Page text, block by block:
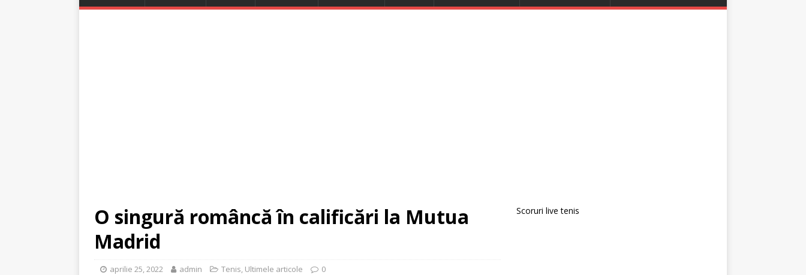
O singură româncă în calificări la Mutua
Madrid
aprilie 25, 2022 admin Tenis, Ultimele articole 0
Scoruri live tenis